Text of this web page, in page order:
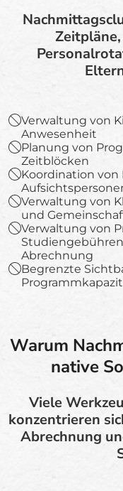
Verwaltung von
Anwesenheit
Planung von
Zeitblöcken
Koordination von
Verwaltung von
und
Verwaltung von
Abrechnung
Begrenzte
Warum
native
Viele
konzentrieren
Abrechnung